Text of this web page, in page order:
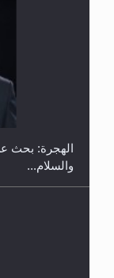
إتمام حفظ
الهجرة: بحث
والسلام...